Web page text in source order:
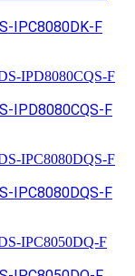
IPC8080DK-F
IPD8080CQS-F
IPC8080DQS-F